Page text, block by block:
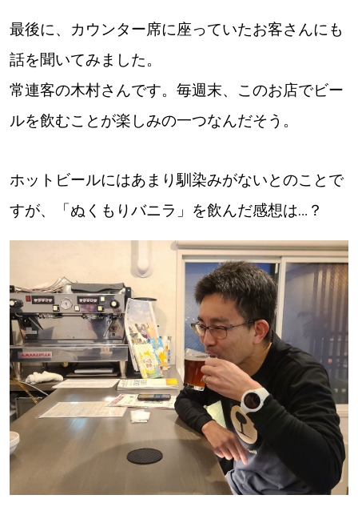
SitakkeTV
LOCAL ローカルエリア
all
道北
道東
道央
KEYWORD キーワード
Sitakke編集部あい
【いろんな価値観や生き方に触れたい】
最後に、カウンター席に座っていたお客さんにも
話を聞いてみました。
常連客の木村さんです。毎週末、このお店でビー
ルを飲むことが楽しみの一つなんだそう。
ホットビールにはあまり馴染みがないとのことで
すが、「ぬくもりバニラ」を飲んだ感想は…？